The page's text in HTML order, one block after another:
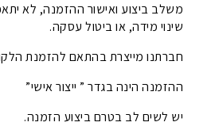
משלב ביצוע ואישור ההזמנה, לא
שינוי מידה, או ביטול עסקה.
חברתנו מייצרת בהתאם להזמנת
ההזמנה הינה בגדר ” ייצור אישי”
יש לשים לב בטרם ביצוע הזמנה.